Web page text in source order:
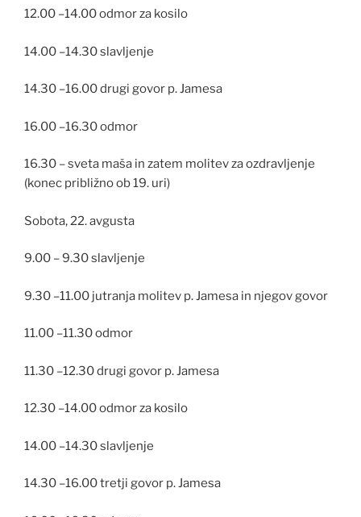
12.00 –14.00 odmor za kosilo
14.00 –14.30 slavljenje
14.30 –16.00 drugi govor p. Jamesa
16.00 –16.30 odmor
16.30 – sveta maša in zatem molitev za ozdravljenje
(konec približno ob 19. uri)
Sobota, 22. avgusta
9.00 – 9.30 slavljenje
9.30 –11.00 jutranja molitev p. Jamesa in njegov govor
11.00 –11.30 odmor
11.30 –12.30 drugi govor p. Jamesa
12.30 –14.00 odmor za kosilo
14.00 –14.30 slavljenje
14.30 –16.00 tretji govor p. Jamesa